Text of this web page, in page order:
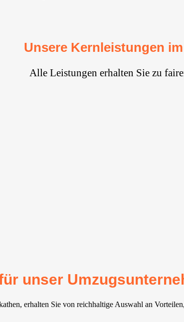
Unsere Kernleistungen
Alle Leistungen erhalten Sie zu
unser
erhalten Sie von reichhaltige Auswahl an